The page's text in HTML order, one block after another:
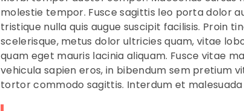
molestie tempor. Fusce sagittis leo porta dolor
tristique nulla quis augue suscipit facilisis. Proin
scelerisque, metus dolor ultricies quam, vitae
quam eget mauris lacinia aliquam. Fusce vitae
vehicula sapien eros, in bibendum sem pretium
tortor commodo sagittis. Interdum et